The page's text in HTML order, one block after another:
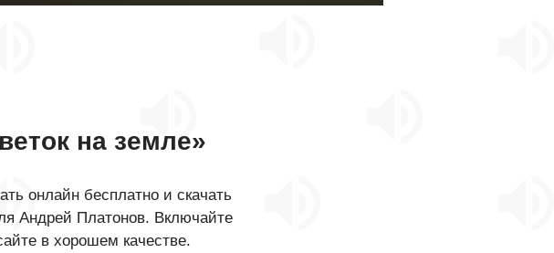
на земле»
онлайн бесплатно и скачать
Андрей Платонов. Включайте
в хорошем качестве.